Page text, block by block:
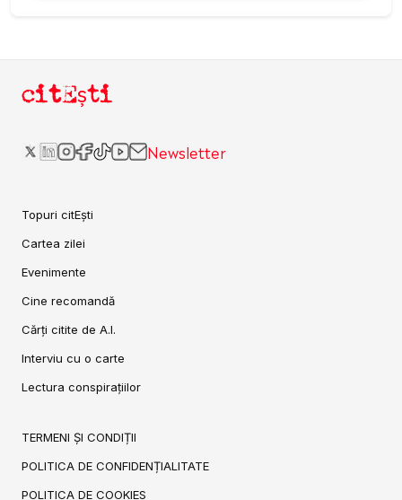
citEști
Newsletter
Topuri citEști
Cartea zilei
Evenimente
Cine recomandă
Cărți citite de A.I.
Interviu cu o carte
Lectura conspirațiilor
TERMENI ȘI CONDIȚII
POLITICA DE CONFIDENȚIALITATE
POLITICA DE COOKIES